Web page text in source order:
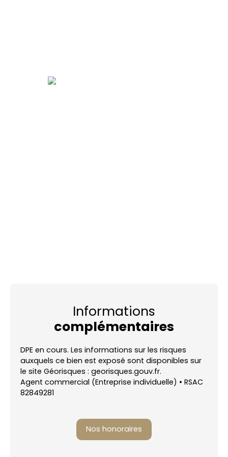
Informations
complémentaires
DPE en cours. Les informations sur les risques
auxquels ce bien est exposé sont disponibles sur
le site Géorisques : georisques.gouv.fr.
Agent commercial (Entreprise individuelle) • RSAC
82849281
Nos honoraires